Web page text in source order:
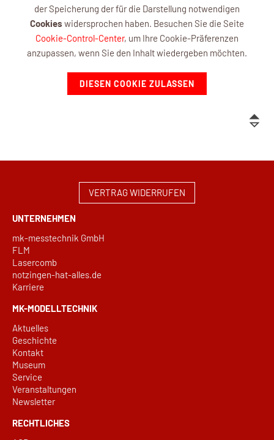
der Speicherung der für die Darstellung notwendigen
Cookies widersprochen haben. Besuchen Sie die Seite
Cookie-Control-Center, um Ihre Cookie-Präferenzen
anzupassen, wenn Sie den Inhalt wiedergeben möchten.
DIESEN COOKIE ZULASSEN
VERTRAG WIDERRUFEN
UNTERNEHMEN
mk-messtechnik GmbH
FLM
Lasercomb
notzingen-hat-alles.de
Karriere
MK-MODELLTECHNIK
Aktuelles
Geschichte
Kontakt
Museum
Service
Veranstaltungen
Newsletter
RECHTLICHES